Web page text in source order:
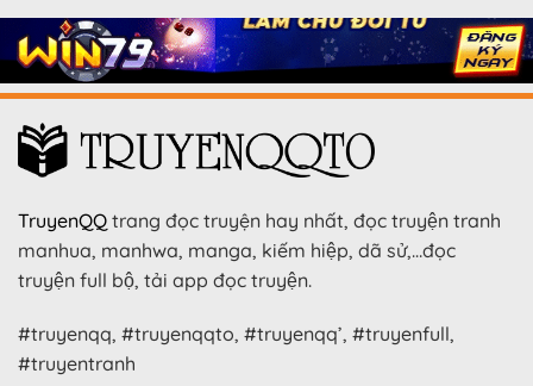
TruyenQQ trang đọc truyện hay nhất, đọc truyện tranh
manhua, manhwa, manga, kiếm hiệp, dã sử,…đọc
truyện full bộ, tải app đọc truyện.
#truyenqq, #truyenqqto, #truyenqq’, #truyenfull,
#truyentranh